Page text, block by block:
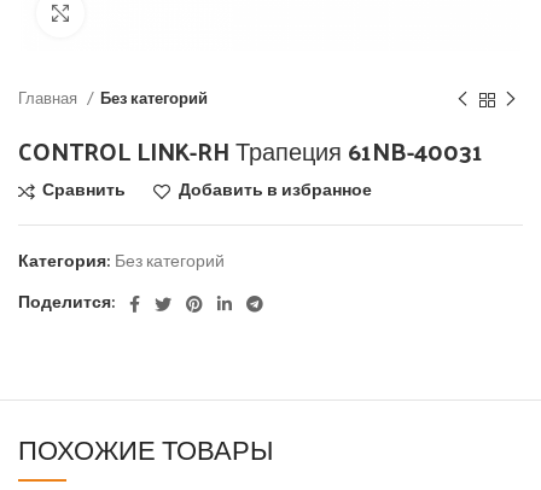
Главная Без категорий
CONTROL LINK-RH Трапеция 61NB-40031
Сравнить Добавить в избранное
Категория: Без категорий
Поделится:
ПОХОЖИЕ ТОВАРЫ